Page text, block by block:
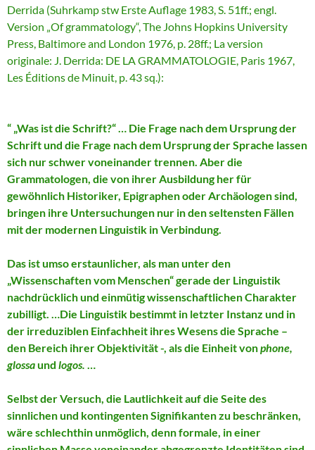
Derrida (Suhrkamp stw Erste Auflage 1983, S. 51ff.; engl.
Version „Of grammatology“, The Johns Hopkins University
Press, Baltimore and London 1976, p. 28ff.; La version
originale: J. Derrida: DE LA GRAMMATOLOGIE, Paris 1967,
Les Éditions de Minuit, p. 43 sq.):
“ „Was ist die Schrift?“ … Die Frage nach dem Ursprung der
Schrift und die Frage nach dem Ursprung der Sprache lassen
sich nur schwer voneinander trennen. Aber die
Grammatologen, die von ihrer Ausbildung her für
gewöhnlich Historiker, Epigraphen oder Archäologen sind,
bringen ihre Untersuchungen nur in den seltensten Fällen
mit der modernen Linguistik in Verbindung.
Das ist umso erstaunlicher, als man unter den
„Wissenschaften vom Menschen“ gerade der Linguistik
nachdrücklich und einmütig wissenschaftlichen Charakter
zubilligt. …Die Linguistik bestimmt in letzter Instanz und in
der irreduziblen Einfachheit ihres Wesens die Sprache –
den Bereich ihrer Objektivität -, als die Einheit vonphone,
glossaund logos. …
Selbst der Versuch, die Lautlichkeit auf die Seite des
sinnlichen und kontingenten Signifikanten zu beschränken,
wäre schlechthin unmöglich, denn formale, in einer